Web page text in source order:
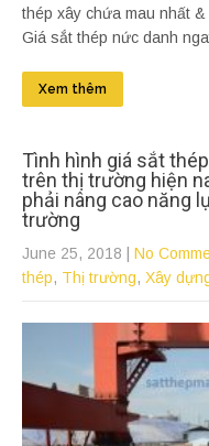
thép xây chứa mau nhất
Giá sắt thép nức danh
Xem thêm
Tình hình giá sắt
trên thị trường hiện
phải nâng cao năng
trường
June 25, 2018 No
thép, Thị trường, Xây